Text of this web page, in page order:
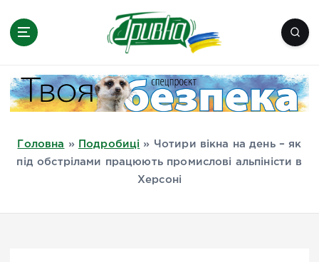
Миколаїв, Одеса, Мелітополь
Головна » Подробиці » Чотири вікна на день – як
під обстрілами працюють промислові альпіністи в
Херсоні